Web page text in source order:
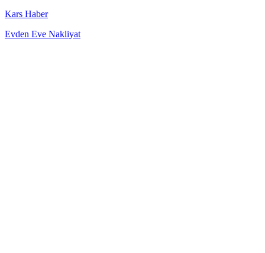
Kars Haber
Evden Eve Nakliyat